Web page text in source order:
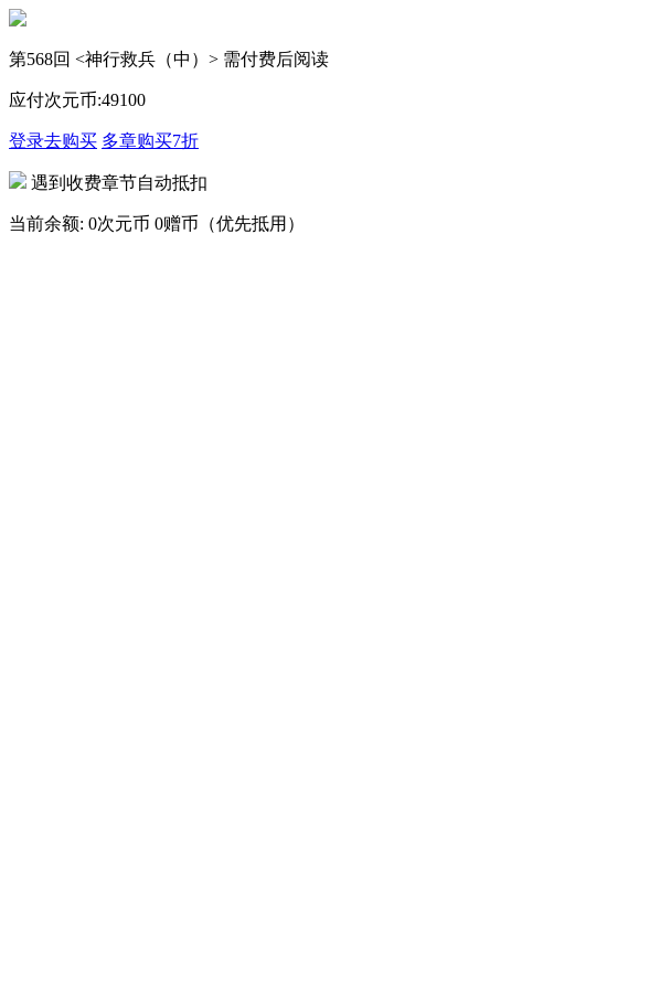
第568回 <神行救兵（中）> 需付费后阅读
应付次元币:49100
登录去购买 多章购买7折
遇到收费章节自动抵扣
当前余额: 0次元币 0赠币（优先抵用）